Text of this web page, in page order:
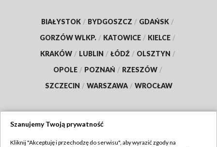
BIAŁYSTOK / BYDGOSZCZ / GDAŃSK /
GORZÓW WLKP. / KATOWICE / KIELCE /
KRAKÓW / LUBLIN / ŁÓDŹ / OLSZTYN /
OPOLE / POZNAŃ / RZESZÓW /
SZCZECIN / WARSZAWA / WROCŁAW
Szanujemy Twoją prywatność
Kliknij "Akceptuję i przechodzę do serwisu", aby wyrazić zgody na